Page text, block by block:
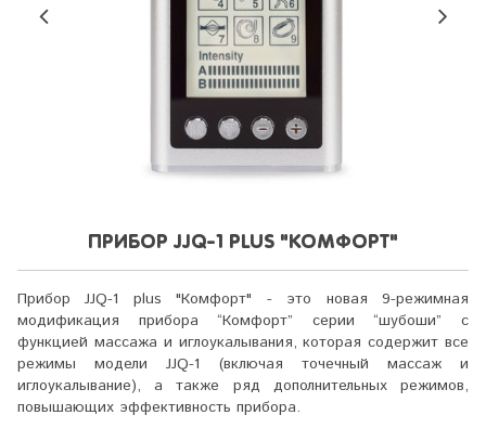
ПРИБОР JJQ-1 PLUS "КОМФОРТ"
Прибор JJQ-1 plus "Комфорт" - это новая 9-режимная
модификация прибора “Комфорт” серии “шубоши” с
функцией массажа и иглоукалывания, которая содержит все
режимы модели JJQ-1 (включая точечный массаж и
иглоукалывание), а также ряд дополнительных режимов,
повышающих эффективность прибора.